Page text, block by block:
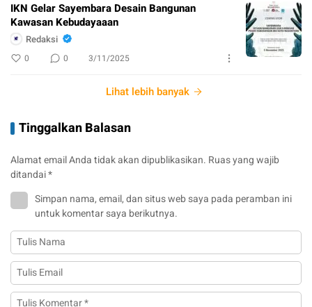
IKN Gelar Sayembara Desain Bangunan
Kawasan Kebudayaaan
Redaksi
0 0 3/11/2025
Lihat lebih banyak
Tinggalkan Balasan
Alamat email Anda tidak akan dipublikasikan. Ruas yang wajib
ditandai*
Simpan nama, email, dan situs web saya pada peramban ini
untuk komentar saya berikutnya.